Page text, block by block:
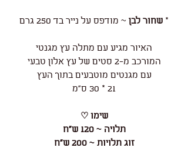
* שחור לבן ~ מודפס על נייר בד 250 גרם
האיור מגיע עם מתלה עץ מגנטי
המורכב מ-2 סטים של עץ אלון טבעי
עם מגנטים מוטבעים בתוך העץ
21 * 30 ס"מ
שימו ♡
תלויה ~ 120 ש"ח
זוג תלויות ~ 200 ש"ח